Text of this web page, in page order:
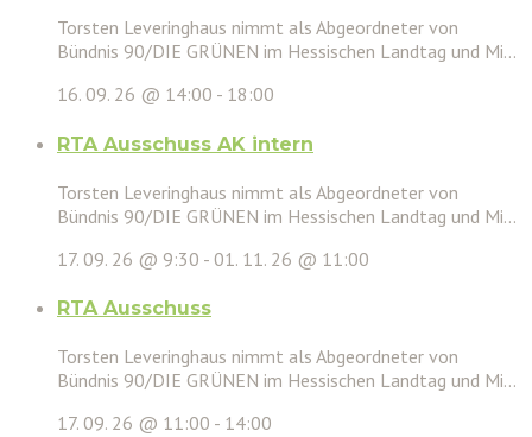
Torsten Leveringhaus nimmt als Abgeordneter von
Bündnis 90/DIE GRÜNEN im Hessischen Landtag und Mi...
16. 09. 26 @ 14:00 - 18:00
RTA Ausschuss AK intern
Torsten Leveringhaus nimmt als Abgeordneter von
Bündnis 90/DIE GRÜNEN im Hessischen Landtag und Mi...
17. 09. 26 @ 9:30 - 01. 11. 26 @ 11:00
RTA Ausschuss
Torsten Leveringhaus nimmt als Abgeordneter von
Bündnis 90/DIE GRÜNEN im Hessischen Landtag und Mi...
17. 09. 26 @ 11:00 - 14:00